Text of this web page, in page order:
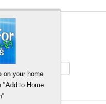
top
on your home
"Add to Home